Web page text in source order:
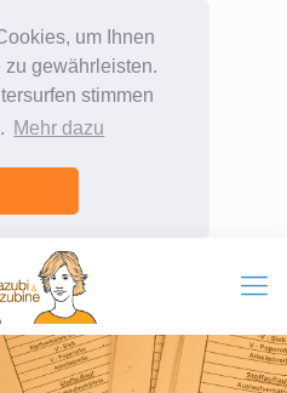
um Ihnen
gewährleisten.
stimmen
Mehr dazu